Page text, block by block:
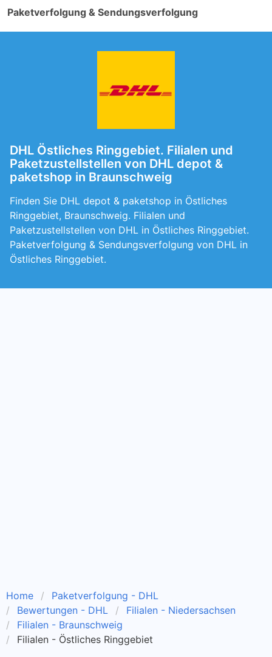
Paketverfolgung & Sendungsverfolgung
DHL Östliches Ringgebiet. Filialen und
Paketzustellstellen von DHL depot &
paketshop in Braunschweig
Finden Sie DHL depot & paketshop in Östliches
Ringgebiet, Braunschweig. Filialen und
Paketzustellstellen von DHL in Östliches Ringgebiet.
Paketverfolgung & Sendungsverfolgung von DHL in
Östliches Ringgebiet.
Home
Paketverfolgung - DHL
Bewertungen - DHL
Filialen - Niedersachsen
Filialen - Braunschweig
Filialen - Östliches Ringgebiet